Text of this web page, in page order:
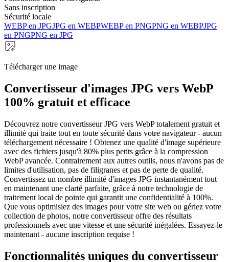
Sans inscription
Sécurité locale
WEBP en JPGJPG en WEBPWEBP en PNGPNG en WEBPJPG
en PNGPNG en JPG
Télécharger une image
Convertisseur d'images JPG vers WebP
100% gratuit et efficace
Découvrez notre convertisseur JPG vers WebP totalement gratuit et
illimité qui traite tout en toute sécurité dans votre navigateur - aucun
téléchargement nécessaire ! Obtenez une qualité d'image supérieure
avec des fichiers jusqu'à 80% plus petits grâce à la compression
WebP avancée. Contrairement aux autres outils, nous n'avons pas de
limites d'utilisation, pas de filigranes et pas de perte de qualité.
Convertissez un nombre illimité d'images JPG instantanément tout
en maintenant une clarté parfaite, grâce à notre technologie de
traitement local de pointe qui garantit une confidentialité à 100%.
Que vous optimisiez des images pour votre site web ou gériez votre
collection de photos, notre convertisseur offre des résultats
professionnels avec une vitesse et une sécurité inégalées. Essayez-le
maintenant - aucune inscription requise !
Fonctionnalités uniques du convertisseur